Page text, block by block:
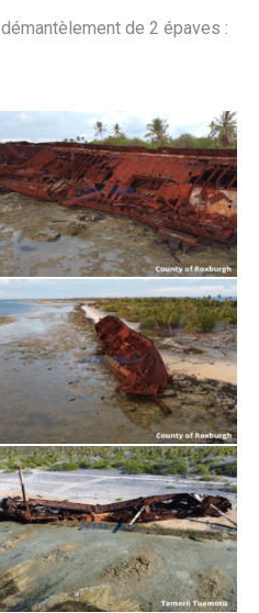
de 2 épaves :
county 3
county 1